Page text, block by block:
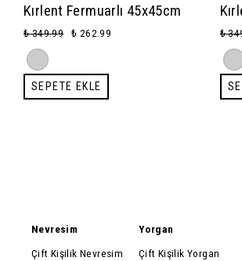
Kırlent Fermuarlı 45x45cm
₺ 349.99 ₺ 262.99
SEPETE EKLE
₺
Nevresim
Çift Kişilik Nevresim
Yorgan
Çift Kişilik Yorgan